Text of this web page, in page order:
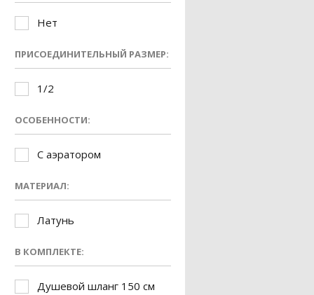
Нет
ПРИСОЕДИНИТЕЛЬНЫЙ РАЗМЕР:
1/2
ОСОБЕННОСТИ:
С аэратором
МАТЕРИАЛ:
Латунь
В КОМПЛЕКТЕ:
Душевой шланг 150 см